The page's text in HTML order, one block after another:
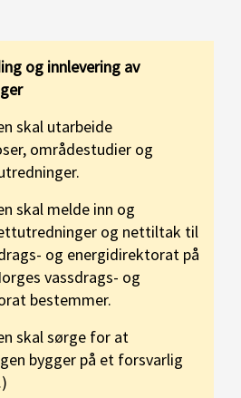
og innlevering av
skal utarbeide
områdestudier og
skal melde inn og
og nettiltak til
og energidirektorat på
vassdrags- og
bestemmer.
skal sørge for at
bygger på et forsvarlig